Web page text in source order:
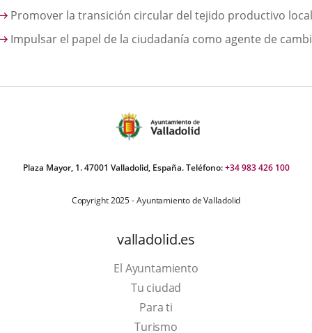
Promover la transición circular del tejido productivo local
Impulsar el papel de la ciudadanía como agente de
Plaza Mayor, 1. 47001 Valladolid, España. Teléfono:+34 983 426 100
Copyright 2025 - Ayuntamiento de Valladolid
valladolid.es
El Ayuntamiento
Tu ciudad
Para ti
TurismoThis